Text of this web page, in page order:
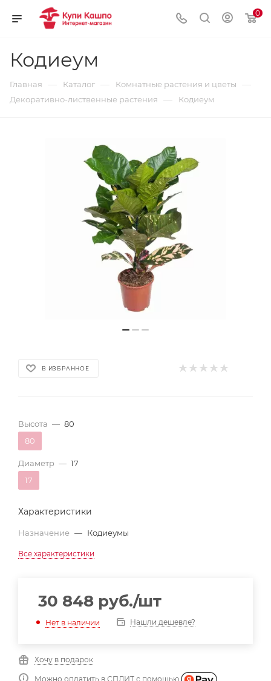
0
Кодиеум
Главная — Каталог — Комнатные растения и цветы —
Декоративно-лиственные растения — Кодиеум
В ИЗБРАННОЕ
Высота — 80
80
Диаметр — 17
17
Характеристики
Назначение — Кодиеумы
Все характеристики
30 848 руб./шт
Нет в наличии Нашли дешевле?
Хочу в подарок
Можно оплатить в СПЛИТ с помощью